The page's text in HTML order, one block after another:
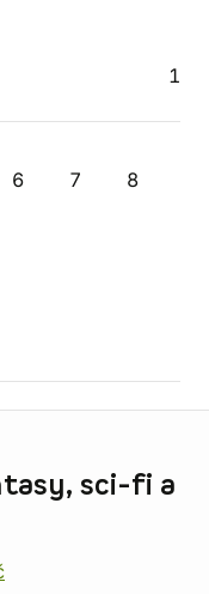
1
6 7 8
sci-fi a